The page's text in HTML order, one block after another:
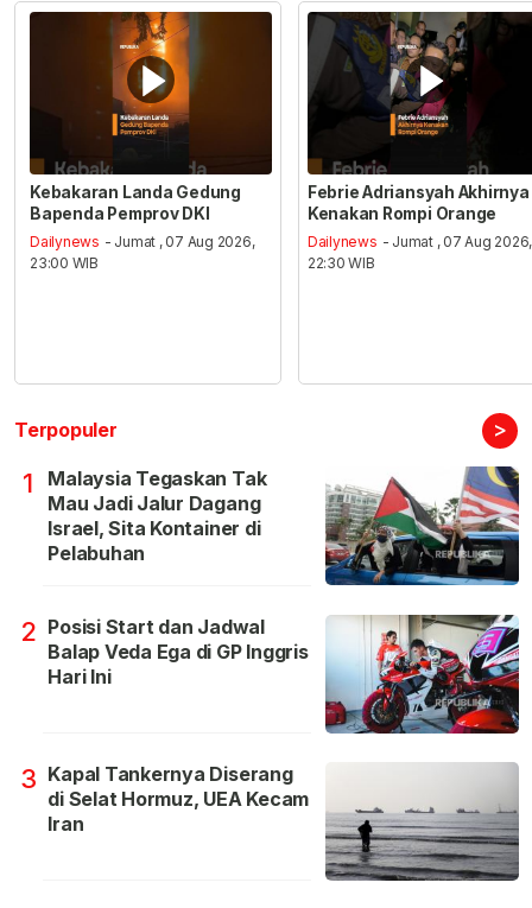
Kebakaran Landa Gedung
Bapenda Pemprov DKI
Dailynews - Jumat , 07 Aug 2026,
23:00 WIB
Febrie Adriansyah Akhirnya
Kenakan Rompi Orange
Dailynews - Jumat , 07 Aug 2026,
22:30 WIB
Terpopuler >
1
Malaysia Tegaskan Tak
Mau Jadi Jalur Dagang
Israel, Sita Kontainer di
Pelabuhan
2 Posisi Start dan Jadwal
Balap Veda Ega di GP Inggris
Hari Ini
3 Kapal Tankernya Diserang
di Selat Hormuz, UEA Kecam
Iran